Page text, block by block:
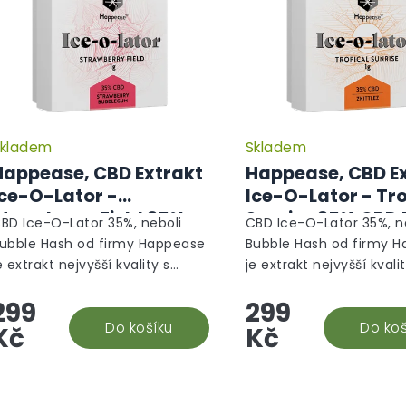
CBD Extrakt
O-Lator -
Field 35%
1g
Do košíku
Ice-O-Lator 35%, neboli
Hash od firmy Happease
extrakt nejvyšší kvality s
tak, aby dohromady tvořili
harmonický...
Happease, CBD
Ice-O-Lator -
Sunrise 35% CBD
Skladem
299
Kč Do
CBD Ice-O-Lator 35%,
Bubble Hash od firmy
je extrakt nejvyšší
míru tak, aby
naprosto harmonický...